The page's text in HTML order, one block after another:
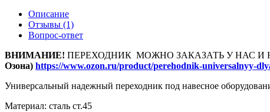
Описание
Отзывы (1)
Вопрос-ответ
ВНИМАНИЕ! ПЕРЕХОДНИК МОЖНО ЗАКАЗАТЬ У НАС И
Озона) https://www.ozon.ru/product/perehodnik-universalnyy-
Универсальный надежный переходник под навесное
Материал: сталь ст.45